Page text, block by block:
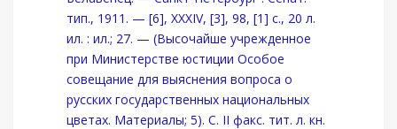
тип., 1911. — [6], XXXIV, [3], 98, [1] с., 20 л.
ил. : ил.; 27. — (Высочайше учрежденное
при Министерстве юстиции Особое
совещание для выяснения вопроса о
русских государственных национальных
цветах. Материалы; 5). С. II факс. тит. л. кн.